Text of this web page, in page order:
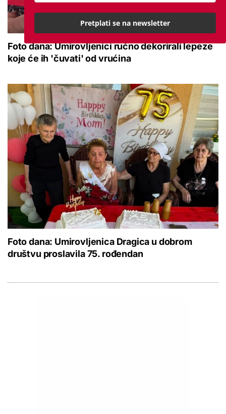
Foto dana: Umirovljenici ručno dekorirali lepeze
koje će ih 'čuvati' od vrućina
Foto dana: Umirovljenica Dragica u dobrom
društvu proslavila 75. rođendan
Pretplati se na newsletter